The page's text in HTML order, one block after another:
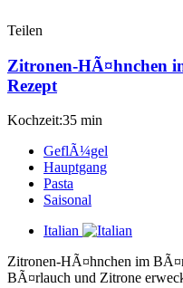
Teilen
Zitronen-HÃ¤hnchen
Rezept
Kochzeit:35 min
GeflÃ¼gel
Hauptgang
Pasta
Saisonal
Italian
Zitronen-HÃ¤hnchen im
BÃ¤rlauch und Zitrone